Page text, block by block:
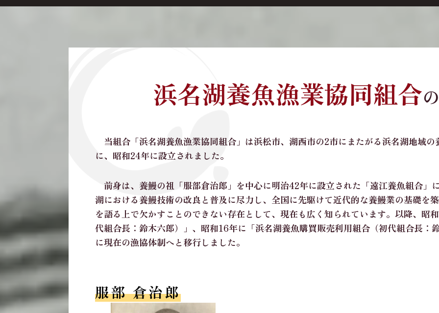
浜名湖養魚漁業協同組合の
当組合「浜名湖養魚漁業協同組合」は浜松市、湖西市の2市にまたがる浜名湖地域
に、昭和24年に設立されました。
前身は、養鰻の祖「服部倉治郎」を中心に明治42年に設立された「遠江養魚組合」
湖における養鰻技術の改良と普及に尽力し、全国に先駆けて近代的な養鰻業の基礎を
を語る上で欠かすことのできない存在として、現在も広く知られています。以降、昭
代組合長：鈴木六郎）」、昭和16年に「浜名湖養魚購買販売利用組合（初代組合長：
に現在の漁協体制へと移行しました。
服部 倉治郎